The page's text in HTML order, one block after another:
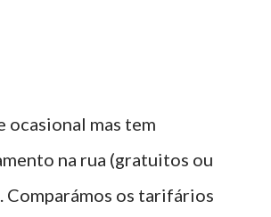
ocasional mas tem
na rua (gratuitos ou
Comparámos os tarifários